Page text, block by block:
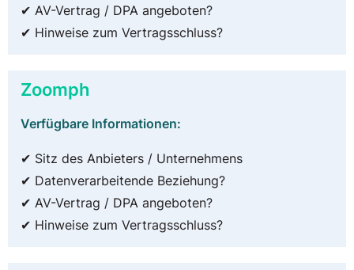
✔ AV-Vertrag / DPA angeboten?
✔ Hinweise zum Vertragsschluss?
Zoomph
Verfügbare Informationen:
✔ Sitz des Anbieters / Unternehmens
✔ Datenverarbeitende Beziehung?
✔ AV-Vertrag / DPA angeboten?
✔ Hinweise zum Vertragsschluss?